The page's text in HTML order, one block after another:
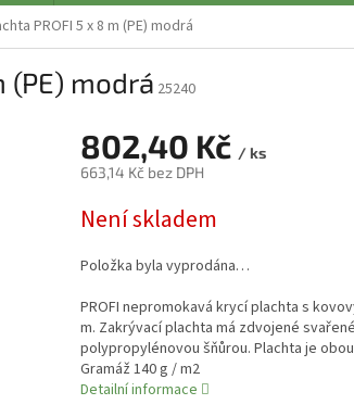
PROFI 5 x 8 m (PE) modrá
(PE) modrá 25240
802,40 Kč / ks
663,14 Kč bez DPH
cena:
Není skladem
Položka byla vyprodána…
PROFI nepromokavá krycí plachta s
m. Zakrývací plachta má zdvojené
polypropylénovou šňůrou. Plachta je
Gramáž 140 g / m2
Detailní informace